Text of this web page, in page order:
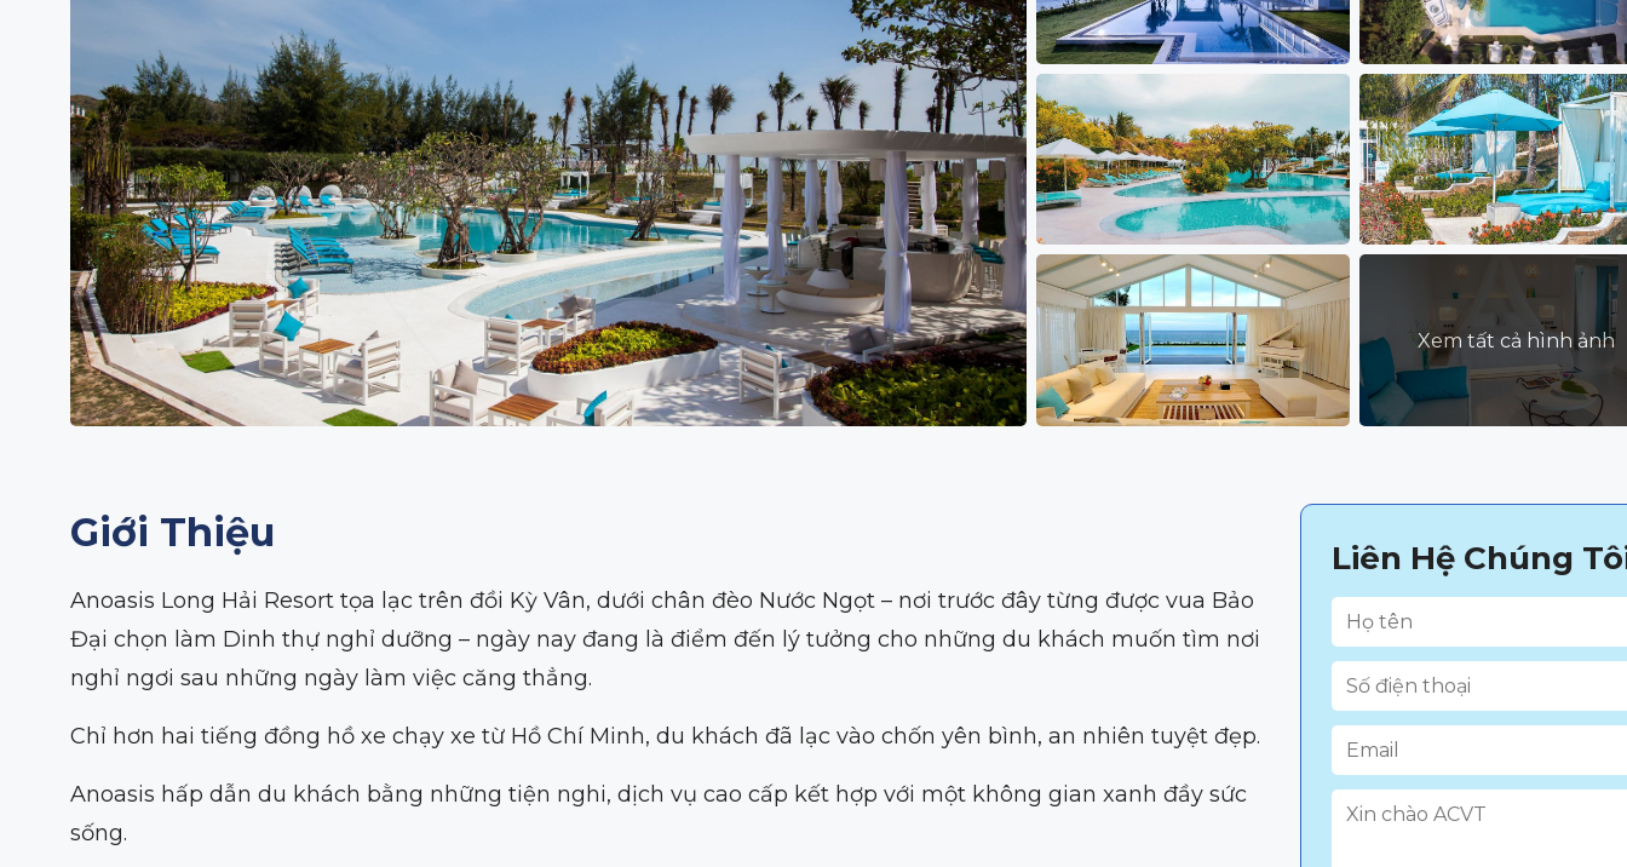
Xem tất cả hình ảnh
Giới Thiệu
Anoasis Long Hải Resort tọa lạc trên đồi Kỳ Vân, dưới chân đèo Nước Ngọt – nơi trước đây từng được vua Bảo
Đại chọn làm Dinh thự nghỉ dưỡng – ngày nay đang là điểm đến lý tưởng cho những du khách muốn tìm nơi
nghỉ ngơi sau những ngày làm việc căng thẳng.
Chỉ hơn hai tiếng đồng hồ xe chạy xe từ Hồ Chí Minh, du khách đã lạc vào chốn yên bình, an nhiên tuyệt đẹp.
Anoasis hấp dẫn du khách bằng những tiện nghi, dịch vụ cao cấp kết hợp với một không gian xanh đầy sức
sống.
Liên Hệ Chúng